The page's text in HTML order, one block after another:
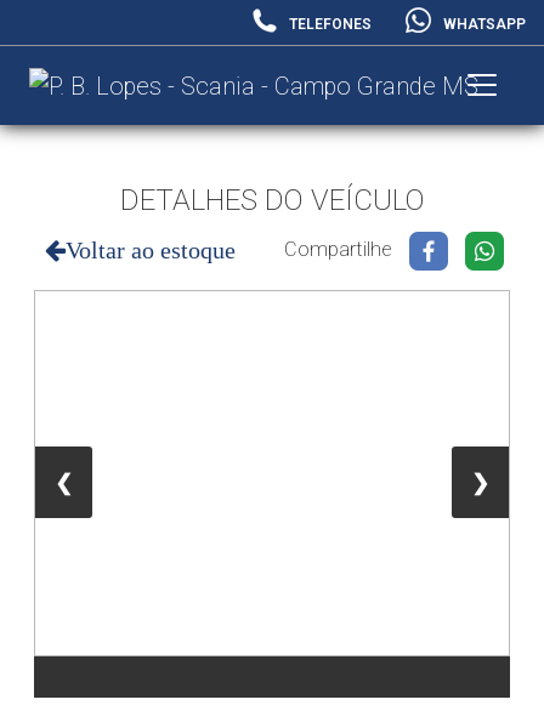
TELEFONES WHATSAPP
DETALHES DO VEÍCULO
Voltar ao estoque Compartilhe
❮ ❯